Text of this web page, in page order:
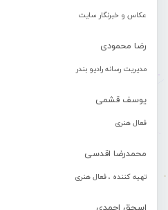
عکاس و خبرنگار سایت
رضا محمودی
مدیریت رسانه رادیو بندر
یوسف قشمی
فعال هنری
محمدرضا اقدسی
تهیه کننده ، فعال هنری